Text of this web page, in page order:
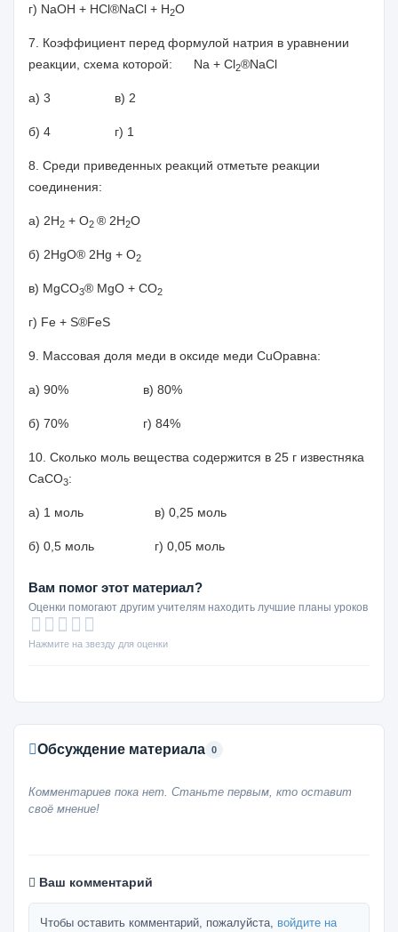
г) NaOH + HCl®NaCl + H2O
7. Коэффициент перед формулой натрия в уравнении
реакции, схема которой: Na + Cl2®NaCl
а) 3 в) 2
б) 4 г) 1
8. Среди приведенных реакций отметьте реакции
соединения:
а) 2H2 + O2 ® 2H2O
б) 2HgO® 2Hg + O2
в) MgCO3® MgO + CO2
г) Fe + S®FeS
9. Массовая доля меди в оксиде меди CuOравна:
а) 90% в) 80%
б) 70% г) 84%
10. Сколько моль вещества содержится в 25 г известняка
CaCO3:
а) 1 моль в) 0,25 моль
б) 0,5 моль г) 0,05 моль
Вам помог этот материал?
Оценки помогают другим учителям находить лучшие планы уроков
Нажмите на звезду для оценки
Обсуждение материала 0
Комментариев пока нет. Станьте первым, кто оставит
своё мнение!
Ваш комментарий
Чтобы оставить комментарий, пожалуйста, войдите на